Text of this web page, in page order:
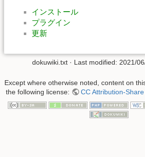
インストール
プラグイン
更新
dokuwiki.txt · Last modified: 2021/
Except where otherwise noted, content on
the following license:
CC Attribution-